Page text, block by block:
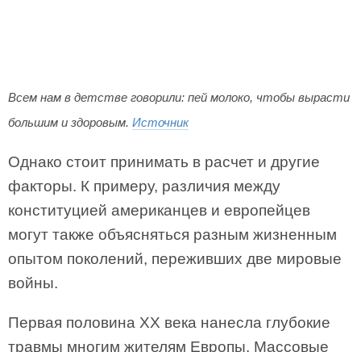
Всем нам в детстве говорили: пей молоко, чтобы вырасти
большим и здоровым. Источник
Однако стоит принимать в расчет и другие
факторы. К примеру, различия между
конституцией американцев и европейцев
могут также объясняться разным жизненным
опытом поколений, переживших две мировые
войны.
Первая половина XX века нанесла глубокие
травмы многим жителям Европы. Массовые